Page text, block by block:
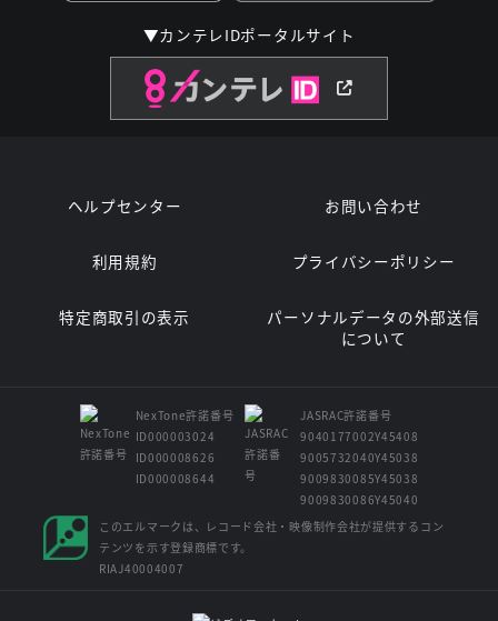
▼カンテレIDポータルサイト
ヘルプセンター お問い合わせ
利用規約 プライバシーポリシー
特定商取引の表示
パーソナルデータの外部送信
について
NexTone許諾番号
ID000003024
ID000008626
ID000008644
JASRAC許諾番号
9040177002Y45408
9005732040Y45038
9009830085Y45038
9009830086Y45040
このエルマークは、レコード会社・映像制作会社が提供するコン
テンツを示す登録商標です。
RIAJ40004007